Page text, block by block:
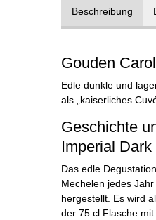
Beschreibung
Gouden
Edle dunkle und
als „kaiserliches
Geschichte
Imperial Dark
Das edle
Mechelen jedes
hergestellt. Es wird
der 75 cl Flasche